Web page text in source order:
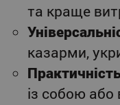
та краще
казарми,
із собою або